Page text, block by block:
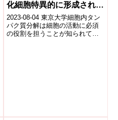
化細胞特異的に形成される
タンパク質分解酵素複合体
を含む新たな核内液滴構造
の発見～
2023-08-04 東京大学細胞内タン
パク質分解は細胞の活動に必須
の役割を担うことが知られてい